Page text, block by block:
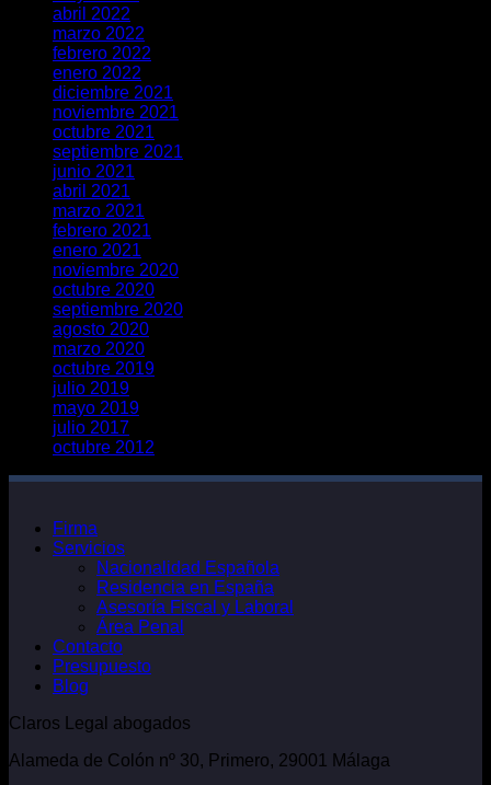
abril 2022
marzo 2022
febrero 2022
enero 2022
diciembre 2021
noviembre 2021
octubre 2021
septiembre 2021
junio 2021
abril 2021
marzo 2021
febrero 2021
enero 2021
noviembre 2020
octubre 2020
septiembre 2020
agosto 2020
marzo 2020
octubre 2019
julio 2019
mayo 2019
julio 2017
octubre 2012
Firma
Servicios
Nacionalidad Española
Residencia en España
Asesoría Fiscal y Laboral
Área Penal
Contacto
Presupuesto
Blog
Claros Legal abogados
Alameda de Colón nº 30, Primero, 29001 Málaga